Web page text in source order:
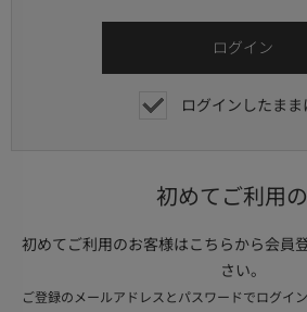
ログインしたまま
初めてご利用
初めてご利用のお客様はこちらから会員
さい。
ご登録のメールアドレスとパスワードでログイ